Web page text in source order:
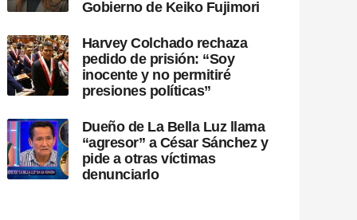
Gobierno de Keiko Fujimori
Harvey Colchado rechaza
pedido de prisión: “Soy
inocente y no permitiré
presiones políticas”
Dueño de La Bella Luz llama
“agresor” a César Sánchez y
pide a otras víctimas
denunciarlo